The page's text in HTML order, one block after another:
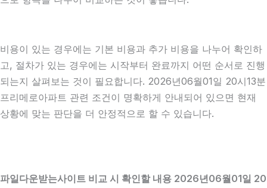
비용이 있는 경우에는 기본 비용과 추가 비용을 나누어 확인하
고, 절차가 있는 경우에는 시작부터 완료까지 어떤 순서로 진행
되는지 살펴보는 것이 필요합니다. 2026년06월01일 20시13분
프리메로아파트 관련 조건이 명확하게 안내되어 있으면 현재
상황에 맞는 판단을 더 안정적으로 할 수 있습니다.
파일다운받는사이트 비교 시 확인할 내용 2026년06월01일 20